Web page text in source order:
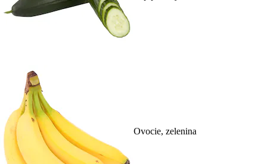
Ovocie, zelenina